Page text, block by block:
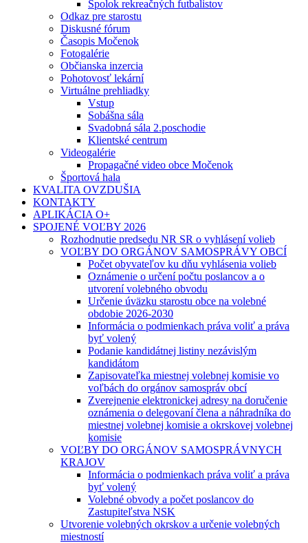
Spolok rekreačných futbalistov
Odkaz pre starostu
Diskusné fórum
Časopis Močenok
Fotogalérie
Občianska inzercia
Pohotovosť lekární
Virtuálne prehliadky
Vstup
Sobášna sála
Svadobná sála 2.poschodie
Klientské centrum
Videogalérie
Propagačné video obce Močenok
Športová hala
KVALITA OVZDUŠIA
KONTAKTY
APLIKÁCIA O+
SPOJENÉ VOĽBY 2026
Rozhodnutie predsedu NR SR o vyhlásení volieb
VOĽBY DO ORGÁNOV SAMOSPRÁVY OBCÍ
Počet obyvateľov ku dňu vyhlásenia volieb
Oznámenie o určení počtu poslancov a o
utvorení volebného obvodu
Určenie úväzku starostu obce na volebné
obdobie 2026-2030
Informácia o podmienkach práva voliť a práva
byť volený
Podanie kandidátnej listiny nezávislým
kandidátom
Zapisovateľka miestnej volebnej komisie vo
voľbách do orgánov samospráv obcí
Zverejnenie elektronickej adresy na doručenie
oznámenia o delegovaní člena a náhradníka do
miestnej volebnej komisie a okrskovej volebnej
komisie
VOĽBY DO ORGÁNOV SAMOSPRÁVNYCH
KRAJOV
Informácia o podmienkach práva voliť a práva
byť volený
Volebné obvody a počet poslancov do
Zastupiteľstva NSK
Utvorenie volebných okrskov a určenie volebných
miestností